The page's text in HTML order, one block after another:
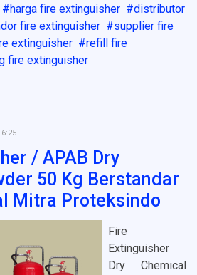
harga fire extinguisher
distributor
fire extinguisher
supplier fire
extinguisher
refill fire
fire extinguisher
/ APAB Dry
50 Kg Berstandar
Mitra Proteksindo
Fire
Extinguisher
Dry Chemical